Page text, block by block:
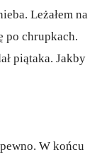
Leżałem na
po chrupkach.
piątaka. Jakby
W końcu